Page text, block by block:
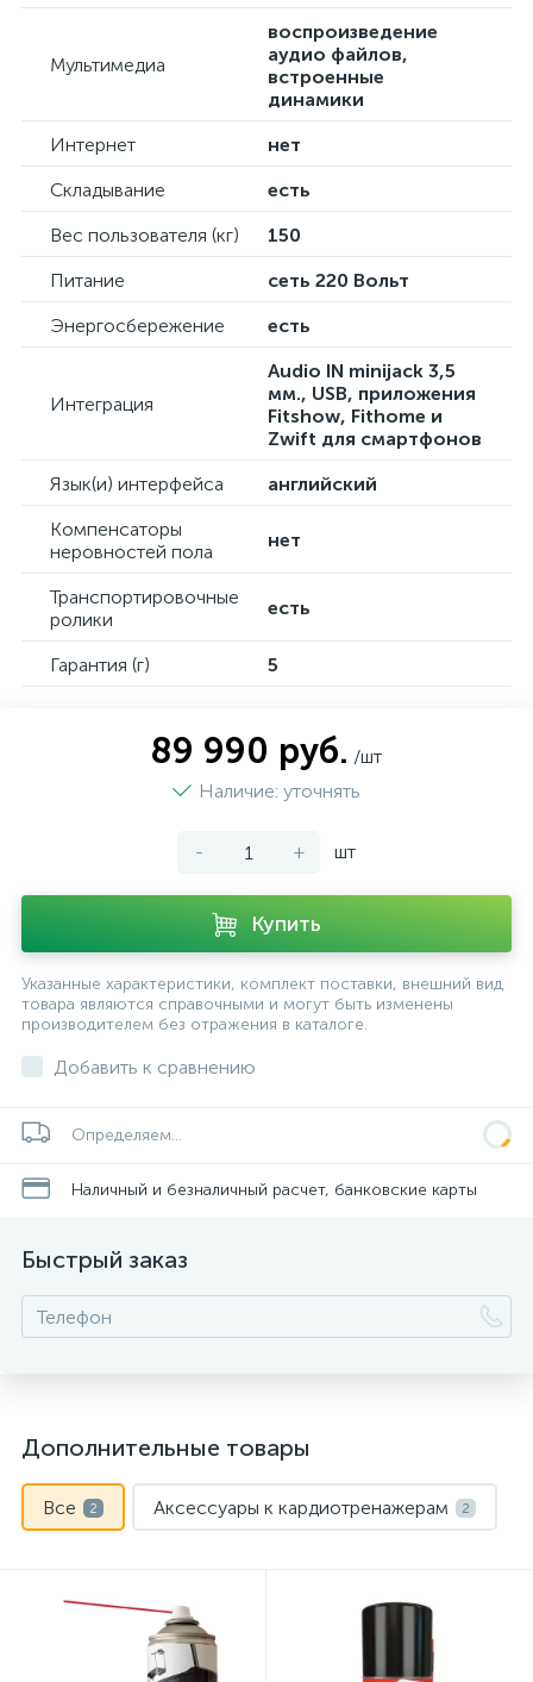
Мультимедиа
воспроизведение
аудио файлов,
встроенные
динамики
Интернет
нет
Складывание
есть
Вес пользователя (кг)
150
Питание
сеть 220 Вольт
Энергосбережение
есть
Интеграция
Audio IN minijack 3,5
мм., USB, приложения
Fitshow, Fithome и
Zwift для смартфонов
Язык(и) интерфейса
английский
Компенсаторы
неровностей пола
нет
Транспортировочные
ролики
есть
Гарантия (г) 5
89 990 руб. /шт
Наличие: уточнять
- + шт
Купить
Указанные характеристики, комплект поставки, внешний вид
товара являются справочными и могут быть изменены
производителем без отражения в каталоге.
Добавить к сравнению
Определяем...
Наличный и безналичный расчет, банковские карты
Быстрый заказ
Дополнительные товары
Все 2 Аксессуары к кардиотренажерам 2